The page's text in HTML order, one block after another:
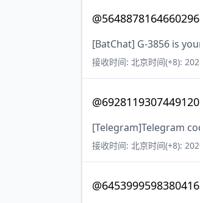
[BatChat] G-3856 is
接收时间: 北京时间(+8):
[Telegram]Telegram
接收时间: 北京时间(+8):